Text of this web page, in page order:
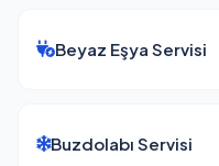
Beyaz Eşya Servisi
Buzdolabı Servisi